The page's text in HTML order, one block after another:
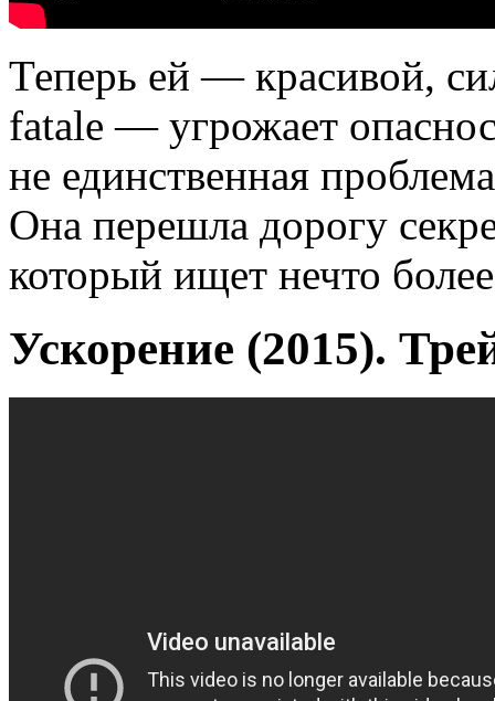
Теперь ей — красивой,
fatale — угрожает
не единственная
Она перешла дорогу
который ищет нечто
Ускорение (2015).